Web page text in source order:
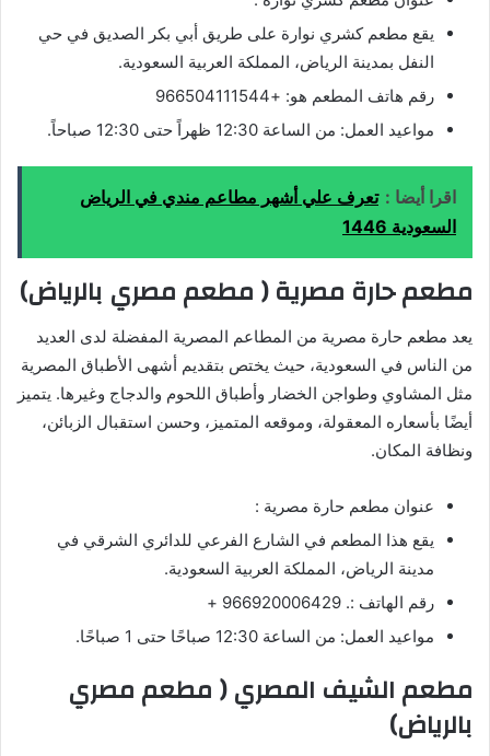
يقع مطعم كشري نوارة على طريق أبي بكر الصديق في حي
النفل بمدينة الرياض، المملكة العربية السعودية.
رقم هاتف المطعم هو: +966504111544
مواعيد العمل: من الساعة 12:30 ظهراً حتى 12:30 صباحاً.
اقرا أيضا : تعرف علي أشهر مطاعم مندي في الرياض
السعودية 1446
مطعم حارة مصرية ( مطعم مصري بالرياض)
يعد مطعم حارة مصرية من المطاعم المصرية المفضلة لدى العديد
من الناس في السعودية، حيث يختص بتقديم أشهى الأطباق المصرية
مثل المشاوي وطواجن الخضار وأطباق اللحوم والدجاج وغيرها. يتميز
أيضًا بأسعاره المعقولة، وموقعه المتميز، وحسن استقبال الزبائن،
ونظافة المكان.
عنوان مطعم حارة مصرية :
يقع هذا المطعم في الشارع الفرعي للدائري الشرقي في
مدينة الرياض، المملكة العربية السعودية.
رقم الهاتف :. 966920006429 +
مواعيد العمل: من الساعة 12:30 صباحًا حتى 1 صباحًا.
مطعم الشيف المصري ( مطعم مصري
بالرياض)